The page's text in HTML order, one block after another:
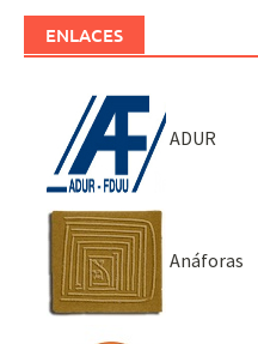
ENLACES
ADUR
Anáforas